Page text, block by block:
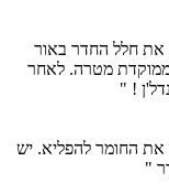
את חלל החדר באור
מטרה. לאחר
! "
את החומר להפליא. יש
"